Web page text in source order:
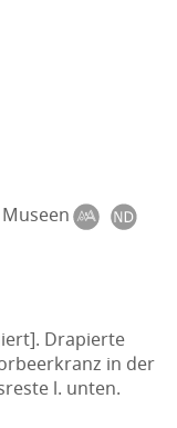
Museen
Drapierte
in der
l. unten.